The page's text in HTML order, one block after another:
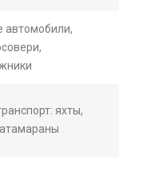
автомобили,
яхты,